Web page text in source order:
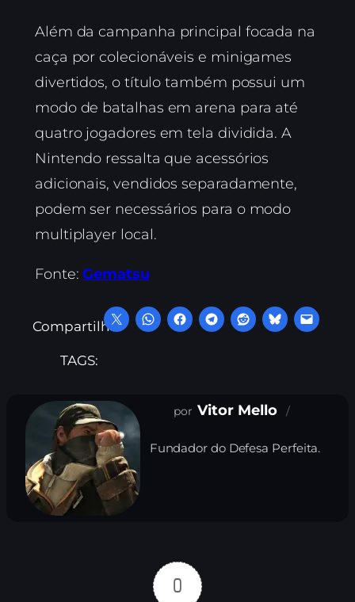
Além da campanha principal focada na
caça por colecionáveis e minigames
divertidos, o título também possui um
modo de batalhas em arena para até
quatro jogadores em tela dividida. A
Nintendo ressalta que acessórios
adicionais, vendidos separadamente,
podem ser necessários para o modo
multiplayer local.
Fonte:Gematsu
Compartilhe:
TAGS:
Vitor Mello
Fundador do Defesa Perfeita.
0